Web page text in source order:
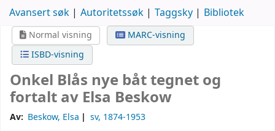
Avansert søk Autoritetssøk Taggsky Bibliotek
Normal visning
MARC-visning
ISBD-visning
Onkel Blås nye båttegnet og
fortalt av Elsa Beskow
Av: Beskow, Elsa sv, 1874-1953